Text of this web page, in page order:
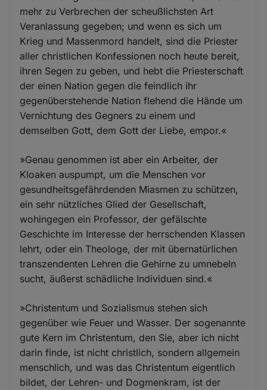
mehr zu Verbrechen der scheußlichsten Art
Veranlassung gegeben; und wenn es sich um
Krieg und Massenmord handelt, sind die Priester
aller christlichen Konfessionen noch heute bereit,
ihren Segen zu geben, und hebt die Priesterschaft
der einen Nation gegen die feindlich ihr
gegenüberstehende Nation flehend die Hände um
Vernichtung des Gegners zu einem und
demselben Gott, dem Gott der Liebe, empor.«
»Genau genommen ist aber ein Arbeiter, der
Kloaken auspumpt, um die Menschen vor
gesundheitsgefährdenden Miasmen zu schützen,
ein sehr nützliches Glied der Gesellschaft,
wohingegen ein Professor, der gefälschte
Geschichte im Interesse der herrschenden Klassen
lehrt, oder ein Theologe, der mit übernatürlichen
transzendenten Lehren die Gehirne zu umnebeln
sucht, äußerst schädliche Individuen sind.«
»Christentum und Sozialismus stehen sich
gegenüber wie Feuer und Wasser. Der sogenannte
gute Kern im Christentum, den Sie, aber ich nicht
darin finde, ist nicht christlich, sondern allgemein
menschlich, und was das Christentum eigentlich
bildet, der Lehren- und Dogmenkram, ist der